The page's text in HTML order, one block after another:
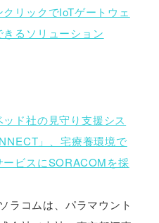
リックでIoTゲートウェ
るソリューション
ド社の見守り支援シス
」、宅療養環境で
ービスにSORACOMを採
ラコムは、パラマウント